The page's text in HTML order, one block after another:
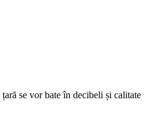
se vor bate în decibeli și calitate